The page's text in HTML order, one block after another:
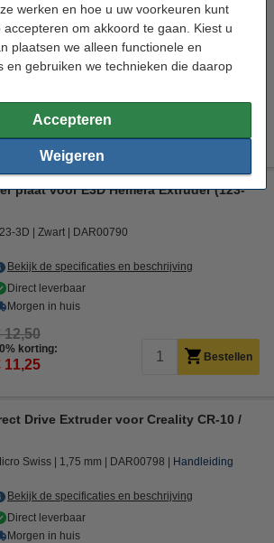
werken en hoe u uw voorkeuren kunt
om akkoord te gaan. Kiest u
plaatsen we alleen functionele en
en gebruiken we technieken die daarop
Accepteren
Weigeren
5 V
Bekijk de specificaties en beschrijving
Direct leverbaar
€ 49,50
plaat voor E3D Hemera Extruder (123-
3D Zwart DAR00790
Bekijk de specificaties en beschrijving
Direct leverbaar
Morgen in huis
12,50
korting:
11,25 Bestellen
Drive Extruder voor Creality CR-10 /
Swiss 1,75 mm DAR00798 Handleiding
Bekijk de specificaties en beschrijving
Direct leverbaar
Morgen in huis